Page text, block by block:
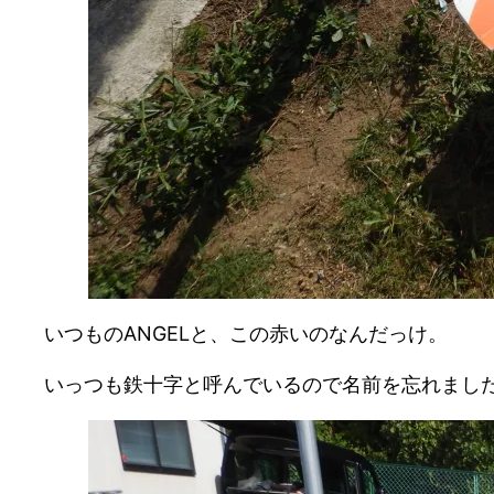
いつものANGELと、この赤いのなんだっけ。
いっつも鉄十字と呼んでいるので名前を忘れまし